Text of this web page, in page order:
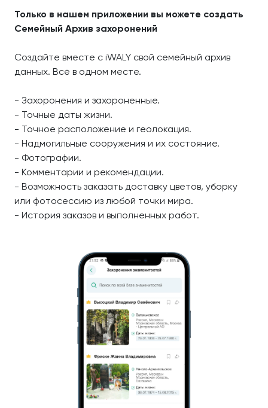
Только в нашем приложении вы можете создать
Семейный Архив захоронений
Создайте вместе с iWALY свой семейный архив
данных. Всё в одном месте.
- Захоронения и захороненные.
- Точные даты жизни.
- Точное расположение и геолокация.
- Надмогильные сооружения и их состояние.
- Фотографии.
- Комментарии и рекомендации.
- Возможность заказать доставку цветов, уборку
или фотосессию из любой точки мира.
- История заказов и выполненных работ.